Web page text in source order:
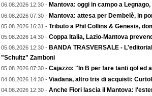
06.08.2026 12:30 - Mantova: oggi in campo a
06.08.2026 07:30 - Mantova: attesa per Dembelè, in
05.08.2026 16:31 - Tributo a Phil Collins & Genesis,
05.08.2026 14:30 - Coppa Italia, Lazio-Mantova
05.08.2026 12:30 - BANDA TRASVERSALE -
"Schultz" Zamboni
05.08.2026 07:30 - Cajazzo: "In B per fare tanti gol ed
04.08.2026 14:30 - Viadana, altro tris di acquisti:
04.08.2026 12:30 - Anche Fiori lascia il Mantova: